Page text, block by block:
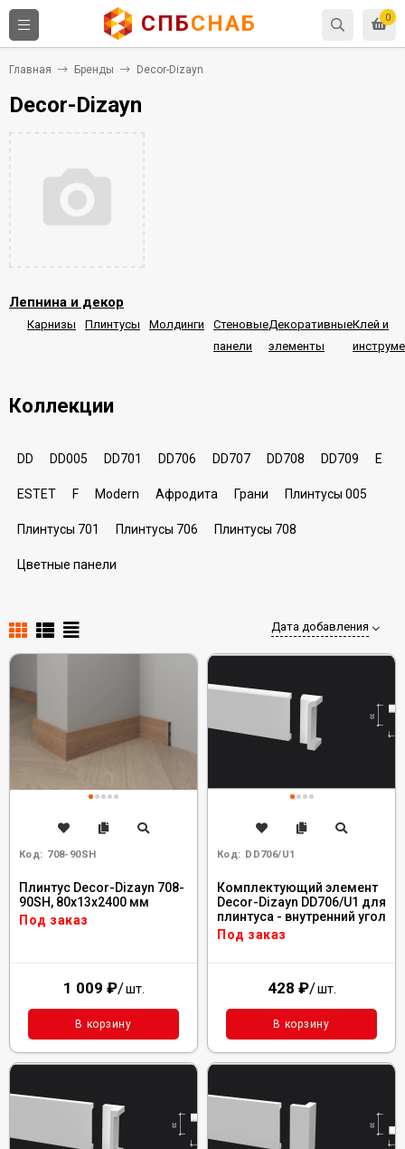
0
СПБСНАБ
Главная Бренды Decor-Dizayn
Decor-Dizayn
Лепнина и декор
Карнизы Плинтусы Молдинги
Стеновые
панели
Декоративные
элементы
Клей и
Коллекции
DD DD005 DD701 DD706 DD707 DD708 DD709 E
ESTET F Modern Афродита Грани Плинтусы 005
Плинтусы 701 Плинтусы 706 Плинтусы 708
Цветные панели
Дата добавления
Код: 708-90SH
Плинтус Decor-Dizayn 708-
90SH, 80x13x2400 мм
Под заказ
1 009 ₽/шт.
В корзину
Код: DD706/U1
Комплектующий элемент
Decor-Dizayn DD706/U1 для
плинтуса - внутренний угол
Под заказ
428 ₽/шт.
В корзину